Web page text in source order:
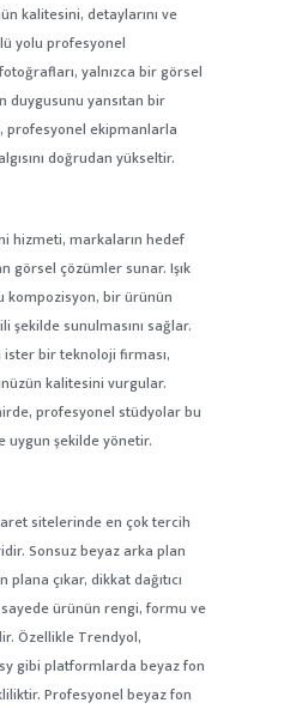
kalitesini, detaylarını ve
yolu profesyonel
yalnızca bir görsel
duygusunu yansıtan bir
profesyonel ekipmanlarla
doğrudan yükseltir.
hizmeti, markaların hedef
görsel çözümler sunar. Işık
kompozisyon, bir ürünün
sunulmasını sağlar.
bir teknoloji firması,
kalitesini vurgular.
profesyonel stüdyolar bu
uygun şekilde yönetir.
sitelerinde en çok tercih
Sonsuz beyaz arka plan
çıkar, dikkat dağıtıcı
ürünün rengi, formu ve
Özellikle Trendyol,
gibi platformlarda beyaz fon
Profesyonel beyaz fon